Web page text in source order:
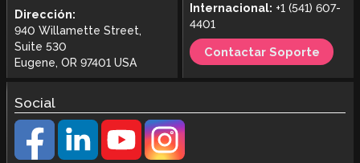
Dirección:
940 Willamette Street,
Suite 530
Eugene, OR 97401 USA
Internacional: +1 (541) 607-
4401
Contactar Soporte
Social